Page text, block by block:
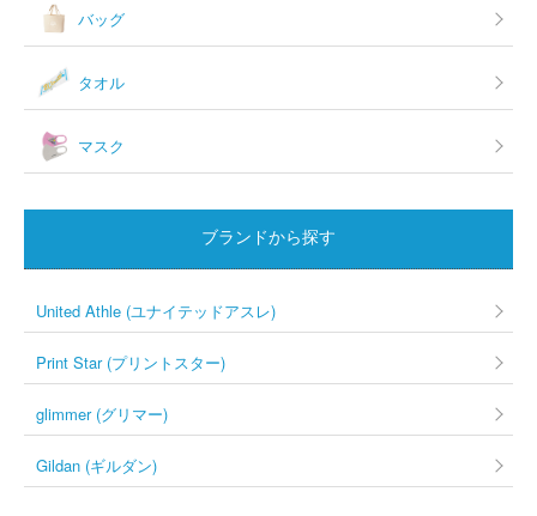
バッグ
タオル
マスク
ブランドから探す
United Athle (ユナイテッドアスレ)
Print Star (プリントスター)
glimmer (グリマー)
Gildan (ギルダン)